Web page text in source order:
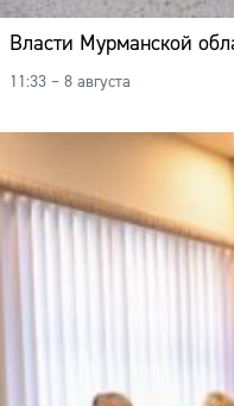
Власти Мурманской
11:33 – 8 августа